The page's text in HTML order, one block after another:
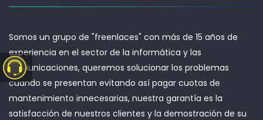
Somos un grupo de "freenlaces" con más de 15 años de
experiencia en el sector de la informática y las
comunicaciones, queremos solucionar los problemas
cuando se presentan evitando así pagar cuotas de
mantenimiento innecesarias, nuestra garantía es la
satisfacción de nuestros clientes y la demostración de su